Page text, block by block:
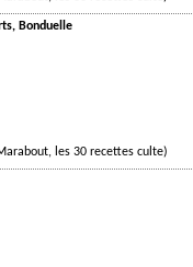
Bonduelle
les 30 recettes culte)